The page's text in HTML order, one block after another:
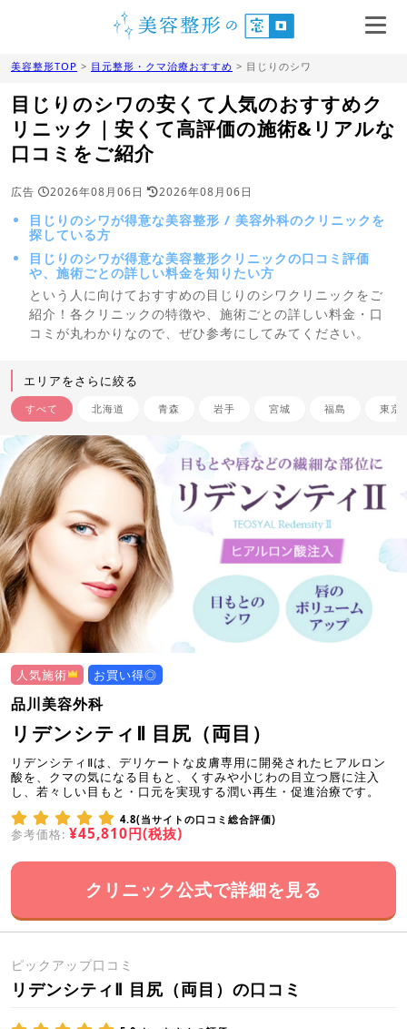
美容整形TOP > 目元整形・クマ治療おすすめ > 目じりのシワ
目じりのシワの安くて人気のおすすめク
リニック｜安くて高評価の施術&リアルな
口コミをご紹介
広告 2026年08月06日 2026年08月06日
目じりのシワが得意な美容整形 / 美容外科のクリニックを
探している方
目じりのシワが得意な美容整形クリニックの口コミ評価
や、施術ごとの詳しい料金を知りたい方
という人に向けておすすめの目じりのシワクリニックをご
紹介！各クリニックの特徴や、施術ごとの詳しい料金・口
コミが丸わかりなので、ぜひ参考にしてみてください。
エリアをさらに絞る
すべて 北海道 青森 岩手 宮城 福島 東京
人気施術 お買い得◎
品川美容外科
リデンシティⅡ 目尻（両目）
リデンシティⅡは、デリケートな皮膚専用に開発されたヒアルロン
酸を、クマの気になる目もと、くすみや小じわの目立つ唇に注入
し、若々しい目もと・口元を実現する潤い再生・促進治療です。
4.8(当サイトの口コミ総合評価)
参考価格: ¥45,810円(税抜)
クリニック公式で詳細を見る
ピックアップ口コミ
リデンシティⅡ 目尻（両目）の口コミ